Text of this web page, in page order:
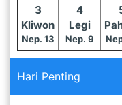
3
Kliwon
Nep. 13
4
Legi
Nep. 9
Hari Penting